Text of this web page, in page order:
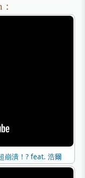
崩潰！? feat. 浩爾